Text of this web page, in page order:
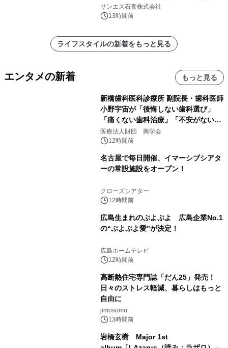
れました。
サンエス石膏株式会社
13時間前
ライフスタイルの新着をもっと見る
エンタメの新着 もっと見る
新橋歯科医科診療所 副院長・歯科医師
小野宇宙が「後悔しない歯科選び」
「痛くない歯科治療」「不安がない治
療計画」をテーマに専門監修
医療法人財団 興学会
12時間前
名古屋で毎日開催、イマーシブシアタ
ーの常設施設をオープン！
クローズシアター
12時間前
広島生まれのぷよぷよ 広島企業No.1
の“ぷよぷよ愛”が決定！
広島ホームテレビ
12時間前
高断熱住宅専門誌「だん25」発売！
日々のストレス軽減、暮らしはもっと
自由に
jimosumu
13時間前
岩橋玄樹 Major 1st